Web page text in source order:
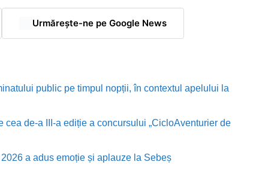
Urmărește-ne pe Google News
public pe timpul nopții, în contextul apelului la
de-a III-a ediție a concursului „CicloAventurier de
a adus emoție și aplauze la Sebeș